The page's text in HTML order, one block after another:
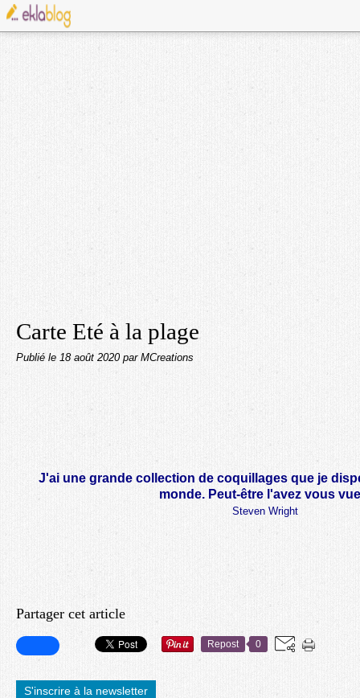
Carte Eté à la plage
Publié le 18 août 2020 par MCreations
J'ai une grande collection de coquillages que je
monde. Peut-être l'avez vous
Steven Wright
Partager cet article
Repost 0
S'inscrire à la newsletter